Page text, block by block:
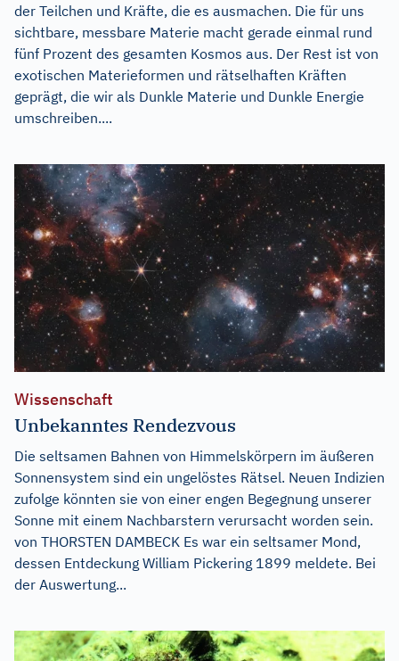
der Teilchen und Kräfte, die es ausmachen. Die für uns
sichtbare, messbare Materie macht gerade einmal rund
fünf Prozent des gesamten Kosmos aus. Der Rest ist von
exotischen Materieformen und rätselhaften Kräften
geprägt, die wir als Dunkle Materie und Dunkle Energie
umschreiben....
Wissenschaft
Unbekanntes Rendezvous
Die seltsamen Bahnen von Himmelskörpern im äußeren
Sonnensystem sind ein ungelöstes Rätsel. Neuen Indizien
zufolge könnten sie von einer engen Begegnung unserer
Sonne mit einem Nachbarstern verursacht worden sein.
von THORSTEN DAMBECK Es war ein seltsamer Mond,
dessen Entdeckung William Pickering 1899 meldete. Bei
der Auswertung...